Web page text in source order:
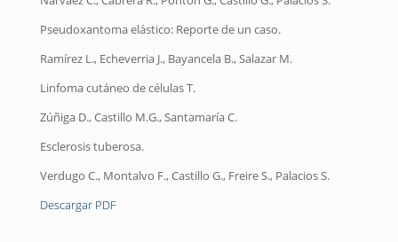
Pseudoxantoma elástico: Reporte de un caso.
Ramírez L., Echeverria J., Bayancela B., Salazar M.
Linfoma cutáneo de células T.
Zúñiga D., Castillo M.G., Santamaría C.
Esclerosis tuberosa.
Verdugo C., Montalvo F., Castillo G., Freire S., Palacios S.
Descargar PDF